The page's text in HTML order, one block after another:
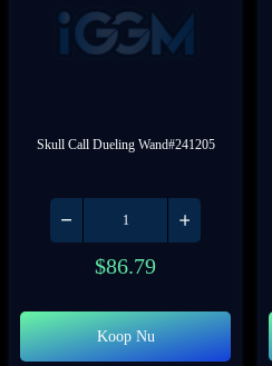
Skull Call Dueling Wand#241205
$86.79
Koop Nu